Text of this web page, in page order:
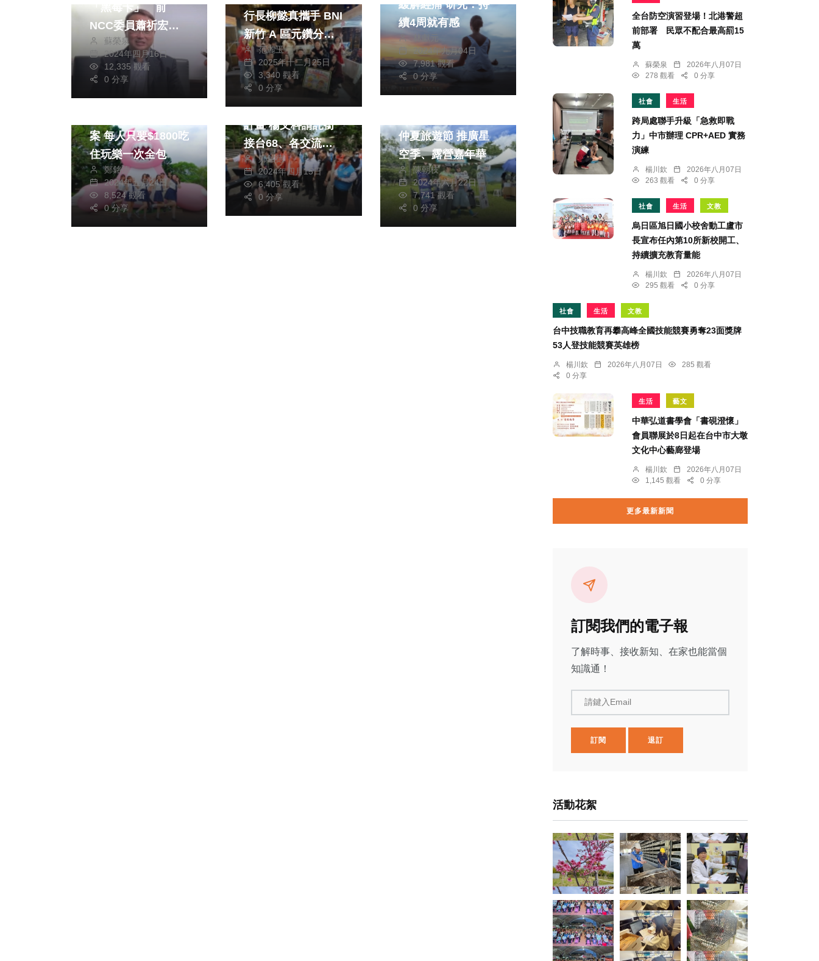
「黑莓卡」 前
NCC委員蕭祈宏遭
起訴蘇榮泉
2024年四月16日
12,335 觀看
0 分享
行長柳懿真攜手 BNI
新竹 A 區元鑽分會
竹科悦揚社區北歐聖
誕市集溫馨登場
范麗玉
2025年十二月25日
3,340 觀看
0 分享
緩解經痛 研究：持
續4周就有感
2024年九月04日
7,981 觀看
0 分享
案 每人只要$1800吃
住玩樂一次全包
鄭銘德
2024年五月24日
8,524 觀看
0 分享
社會
陳揆赴湖口視察楊頭
計畫 楊文科請託銜
接台68、各交流道
改善鄭銘德
2024年四月15日
6,405 觀看
0 分享
生活
文教 旅遊
仲夏旅遊節 推廣星
空季、露營嘉年華
陳朝枝
2024年六月22日
7,741 觀看
0 分享
全台防空演習登場！北港警超
前部署 民眾不配合最高罰15
萬
蘇榮泉
2026年八月07日
278 觀看
0 分享
社會 生活
跨局處聯手升級「急救即戰
力」中市辦理 CPR+AED 實務
演練
楊川欽
2026年八月07日
263 觀看
0 分享
社會 生活 文教
烏日區旭日國小校舍動工盧市
長宣布任內第10所新校開工、
持續擴充教育量能
楊川欽
2026年八月07日
295 觀看
0 分享
社會 生活 文教
台中技職教育再攀高峰全國技能競賽勇奪23面獎牌
53人登技能競賽英雄榜
楊川欽 2026年八月07日
285 觀看
0 分享
生活 藝文
中華弘道書學會「書硯澄懷」
會員聯展於8日起在台中市大墩
文化中心藝廊登場
楊川欽
2026年八月07日
1,145 觀看
0 分享
更多最新新聞
訂閱我們的電子報
了解時事、接收新知、在家也能當個
知識通！
請鍵入Email
訂閱 退訂
活動花絮